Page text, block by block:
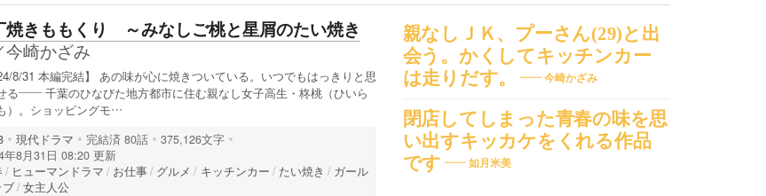
親なしＪＫ、プーさん(29)と出
会う。かくしてキッチンカー
は走りだす。
今崎かざみ
閉店してしまった青春の味を思
い出すキッカケをくれる作品
です
如月米美
焼きももくり ～みなしご桃と星屑のたい焼き
今崎かざみ
8/31 本編完結】 あの味が心に焼きついている。いつでもはっきりと思
る―― 千葉のひなびた地方都市に住む親なし女子高生・柊桃（ひいら
）。ショッピングモ…
現代ドラマ 完結済 80話
375,126文字
年8月31日 08:20 更新
ヒューマンドラマ お仕事 グルメ キッチンカー たい焼き
ガール
ブ 女主人公